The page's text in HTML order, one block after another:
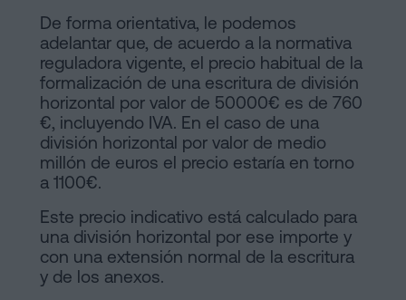
De forma orientativa, le podemos
adelantar que, de acuerdo a la normativa
reguladora vigente, el precio habitual de la
formalización de una escritura de división
horizontal por valor de 50000€ es de 760
€, incluyendo IVA. En el caso de una
división horizontal por valor de medio
millón de euros el precio estaría en torno
a 1100€.
Este precio indicativo está calculado para
una división horizontal por ese importe y
con una extensión normal de la escritura
y de los anexos.